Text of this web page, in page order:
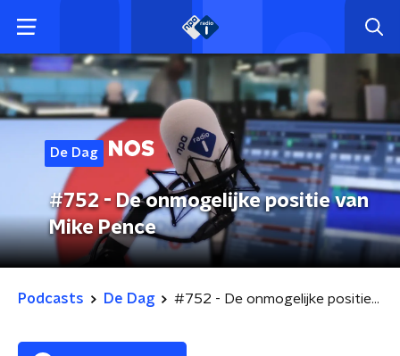
De Dag
#752 - De onmogelijke positie van
Mike Pence
Podcasts De Dag #752 - De onmogelijke positie van Mike Pence